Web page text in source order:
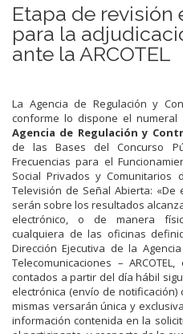
Etapa de revisión
para la
ante la ARCOTEL
La Agencia de Regulación y
conforme lo dispone el numeral
Agencia de Regulación y
de las Bases del Concurso
Frecuencias para el
Social Privados y
Televisión de Señal Abierta:
serán sobre los resultados
electrónico, o de manera
cualquiera de las oficinas
Dirección Ejecutiva de la
Telecomunicaciones –
contados a partir del día hábil
electrónica (envío de
mismas versarán única y
información contenida en la